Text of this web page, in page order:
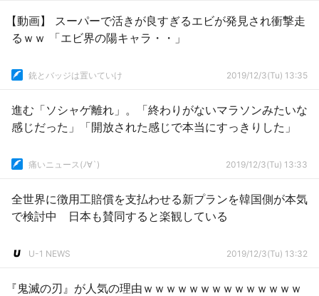
【動画】 スーパーで活きが良すぎるエビが発見され衝撃走
るｗｗ 「エビ界の陽キャラ・・」
銃とバッジは置いていけ 2019/12/3(Tu) 13:35
進む「ソシャゲ離れ」。「終わりがないマラソンみたいな
感じだった」「開放された感じで本当にすっきりした」
痛いニュース(ﾉ∀`) 2019/12/3(Tu) 13:33
全世界に徴用工賠償を支払わせる新プランを韓国側が本気
で検討中 日本も賛同すると楽観している
U-1 NEWS 2019/12/3(Tu) 13:32
『鬼滅の刃』が人気の理由ｗｗｗｗｗｗｗｗｗｗｗｗｗｗ